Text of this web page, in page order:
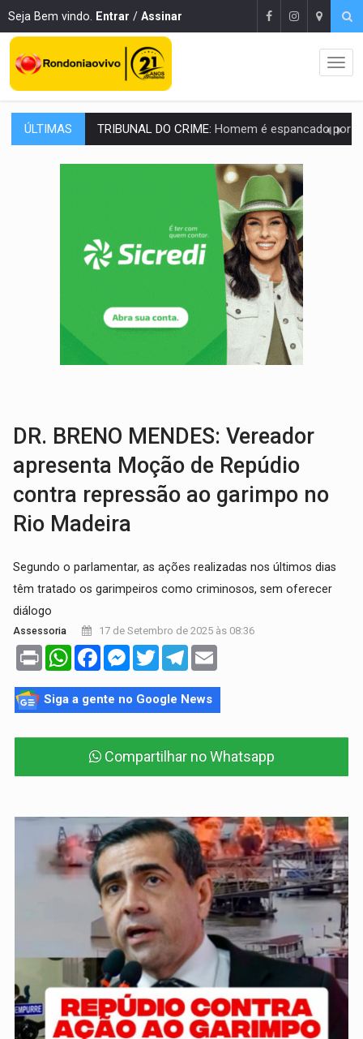
Seja Bem vindo. Entrar / Assinar
ÚLTIMAS VÍDEO:Perseguição é registrada no shopping após colombiana furtar
LUDOPATIA:Apostas online começam a afetar produtividade e rotina
Plantar árvores não será mais suficiente para
OVNIS NA LUA:Cientistas alertam para possível base secreta no satélite
ACABOU COM PEUGEOT:Incêndio destrói carro que era rebocado para oficina
Ladrão é filmado furtando moto na frente do bar
BOLSAS DE PESQUISA: Iniciativa Amazônia+10 lança chamada para fortalecer
MATERIAL: Brasil tem grandes reservas de urânio, mas produz pouco e
DR. BRENO MENDES: Vereador
apresenta Moção de Repúdio
contra repressão ao garimpo no
Rio Madeira
Segundo o parlamentar, as ações realizadas nos últimos dias
têm tratado os garimpeiros como criminosos, sem oferecer
diálogo
Assessoria 17 de Setembro de 2025 às 08:36
Print WhatsAppFacebookMessenger
TwitterTelegram
Siga a gente no Google News
Compartilhar no Whatsapp